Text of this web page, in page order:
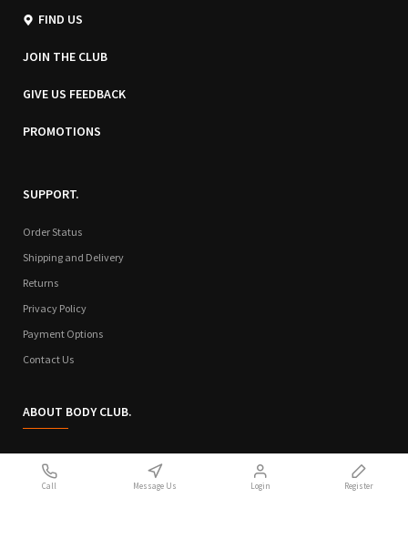
FIND US
JOIN THE CLUB
GIVE US FEEDBACK
PROMOTIONS
SUPPORT.
Order Status
Shipping and Delivery
Returns
Privacy Policy
Payment Options
Contact Us
ABOUT BODY CLUB.
Call Message Us Login Register